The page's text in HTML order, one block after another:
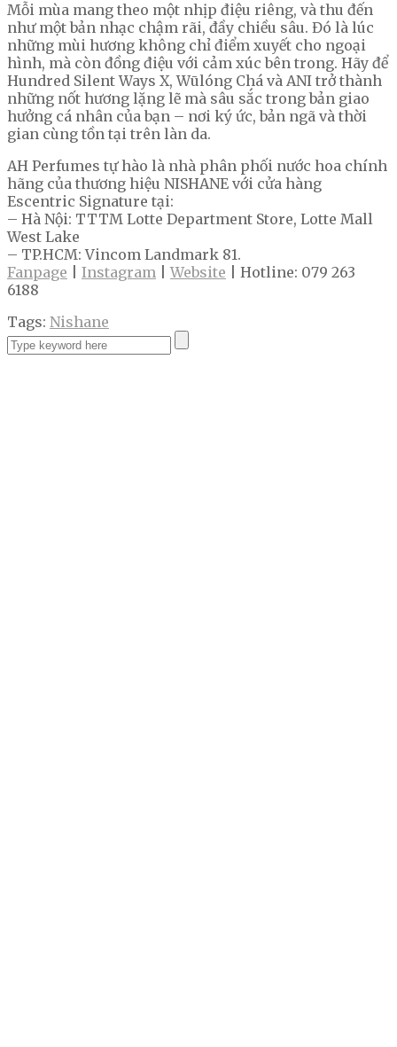
Mỗi mùa mang theo một nhịp điệu riêng, và thu đến
như một bản nhạc chậm rãi, đầy chiều sâu. Đó là lúc
những mùi hương không chỉ điểm xuyết cho ngoại
hình, mà còn đồng điệu với cảm xúc bên trong. Hãy để
Hundred Silent Ways X, Wūlóng Chá và ANI trở thành
những nốt hương lặng lẽ mà sâu sắc trong bản giao
hưởng cá nhân của bạn – nơi ký ức, bản ngã và thời
gian cùng tồn tại trên làn da.
AH Perfumes tự hào là nhà phân phối nước hoa chính
hãng của thương hiệu NISHANE với cửa hàng
Escentric Signature tại:
– Hà Nội: TTTM Lotte Department Store, Lotte Mall
West Lake
– TP.HCM: Vincom Landmark 81.
Fanpage
Instagram |Website | Hotline: 079 263
6188
Tags: Nishane